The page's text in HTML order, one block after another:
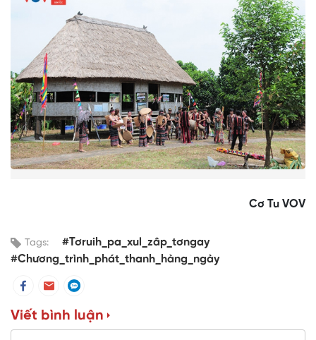
Cơ Tu VOV
Tags:
#Tơruih_pa_xul_zâp_tơngay
#Chương_trình_phát_thanh_hàng_ngày
Viết bình luận